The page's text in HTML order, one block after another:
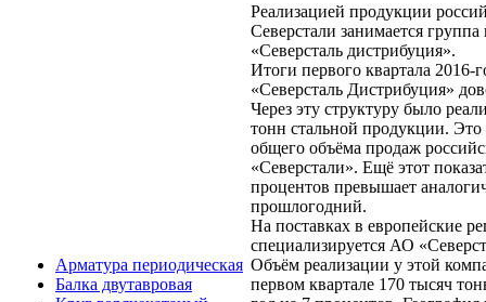
Арматура периодическая
Балка двутавровая
Реализацией продукции
Северстали занимается
«Северсталь дистрибуция».
Итоги первого квартала 2016-
«Северсталь Дистрибуция»
Через эту структуру было
тонн стальной продукции. Это
общего объёма продаж
«Северстали». Ещё этот
процентов превышает
прошлогодний.
На поставках в европейские
специализируется АО
Объём реализации у этой
первом квартале 170 тысяч